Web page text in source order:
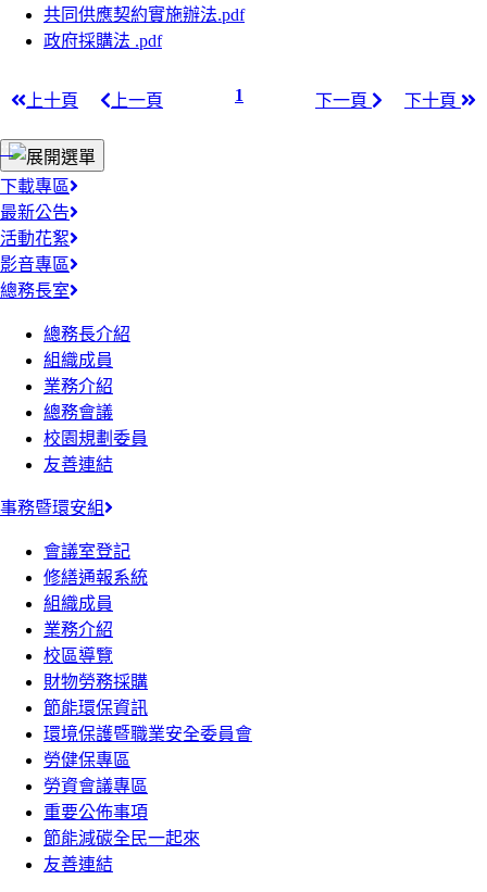
共同供應契約實施辦法.pdf
政府採購法 .pdf
上十頁 上一頁 下一頁 下十頁
1
:::
下載專區
最新公告
活動花絮
影音專區
總務長室
總務長介紹
組織成員
業務介紹
總務會議
校園規劃委員
友善連結
事務暨環安組
會議室登記
修繕通報系統
組織成員
業務介紹
校區導覽
財物勞務採購
節能環保資訊
環境保護暨職業安全委員會
勞健保專區
勞資會議專區
重要公佈事項
節能減碳全民一起來
友善連結